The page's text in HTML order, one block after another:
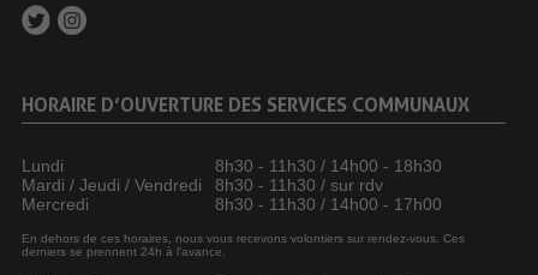
HORAIRE D’OUVERTURE DES SERVICES COMMUNAUX
Lundi
8h30 - 11h30 / 14h00 - 18h30
Mardi / Jeudi / Vendredi
8h30 - 11h30 / sur rdv
Mercredi
8h30 - 11h30 / 14h00 - 17h00
En dehors de ces horaires, nous vous recevons volontiers sur rendez-vous. Ces
derniers se prennent 24h à l’avance.